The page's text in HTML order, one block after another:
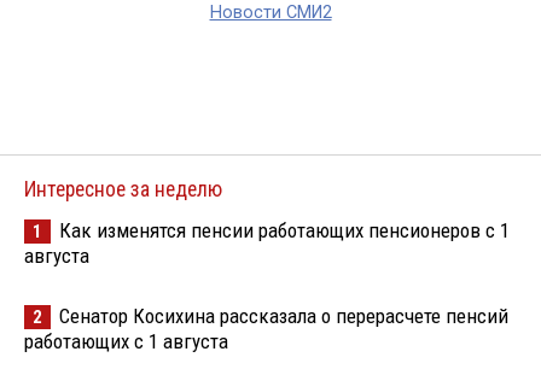
Новости СМИ2
Интересное за неделю
1
Как изменятся пенсии работающих пенсионеров с 1
августа
2
Сенатор Косихина рассказала о перерасчете пенсий
работающих с 1 августа